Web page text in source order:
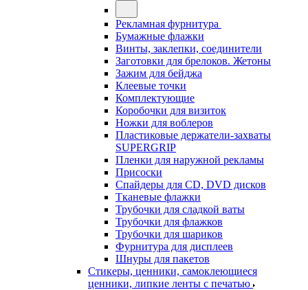
Рекламная фурнитура
Бумажные флажки
Винты, заклепки, соединители
Заготовки для брелоков. Жетоны
Зажим для бейджа
Клеевые точки
Комплектующие
Коробочки для визиток
Ножки для воблеров
Пластиковые держатели-захваты
SUPERGRIP
Пленки для наружной рекламы
Присоски
Спайдеры для CD, DVD дисков
Тканевые флажки
Трубочки для сладкой ваты
Трубочки для флажков
Трубочки для шариков
Фурнитура для дисплеев
Шнуры для пакетов
Стикеры, ценники, самоклеющиеся
ценники, липкие ленты с печатью